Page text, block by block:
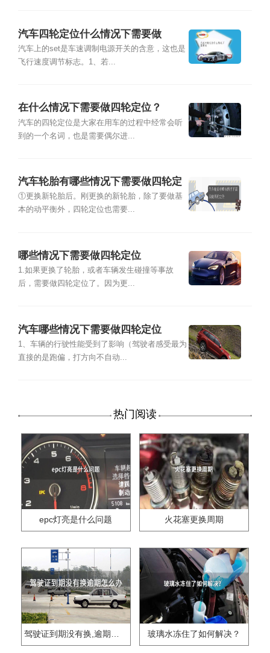
汽车四轮定位什么情况下需要做
汽车上的set是车速调制电源开关的含意，这也是
飞行速度调节标志。1、若...
在什么情况下需要做四轮定位？
汽车的四轮定位是大家在用车的过程中经常会听
到的一个名词，也是需要偶尔进...
汽车轮胎有哪些情况下需要做四轮定
位
①更换新轮胎后。刚更换的新轮胎，除了要做基
本的动平衡外，四轮定位也需要...
哪些情况下需要做四轮定位
1.如果更换了轮胎，或者车辆发生碰撞等事故
后，需要做四轮定位了。因为更...
汽车哪些情况下需要做四轮定位
1、车辆的行驶性能受到了影响（驾驶者感受最为
直接的是跑偏，打方向不自动...
热门阅读
epc灯亮是什么问题 火花塞更换周期
驾驶证到期没有换,逾期怎么办?? 玻璃水冻住了如何解决？